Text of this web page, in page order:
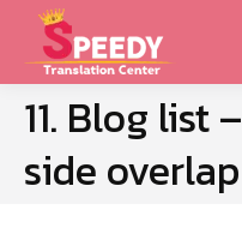
11. Blog list –
side overlap